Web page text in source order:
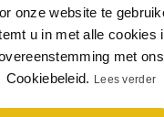
is voorradig, de verwachte
onze website te
u in met alle cookies
met ons
Cookiebeleid. Lees verder